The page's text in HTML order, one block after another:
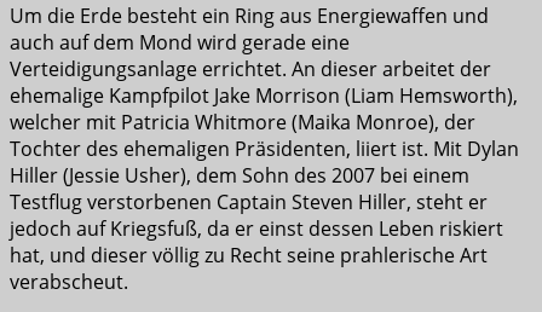
Um die Erde besteht ein Ring aus Energiewaffen und
auch auf dem Mond wird gerade eine
Verteidigungsanlage errichtet. An dieser arbeitet der
ehemalige Kampfpilot Jake Morrison (Liam Hemsworth),
welcher mit Patricia Whitmore (Maika Monroe), der
Tochter des ehemaligen Präsidenten, liiert ist. Mit Dylan
Hiller (Jessie Usher), dem Sohn des 2007 bei einem
Testflug verstorbenen Captain Steven Hiller, steht er
jedoch auf Kriegsfuß, da er einst dessen Leben riskiert
hat, und dieser völlig zu Recht seine prahlerische Art
verabscheut.